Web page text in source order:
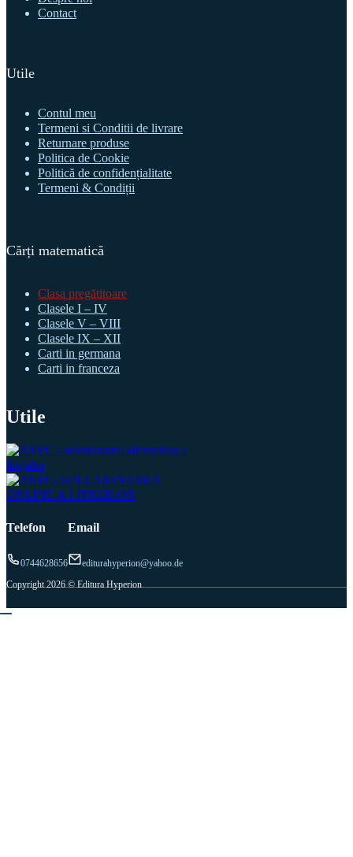
Contact
Utile
Contul meu
Termeni si Conditii de livrare
Returnare produse
Politica de Cookie
Politică de confidențialitate
Termeni & Condiții
Cărți matematică
Clasa pregătitoare
Clasele I – IV
Clasele V – VIII
Clasele IX – XII
Carti in germana
Carti in franceza
Utile
Telefon
0744628656
Email
editurahyperion@yahoo.de
Copyright 2026 © Editura Hyperion